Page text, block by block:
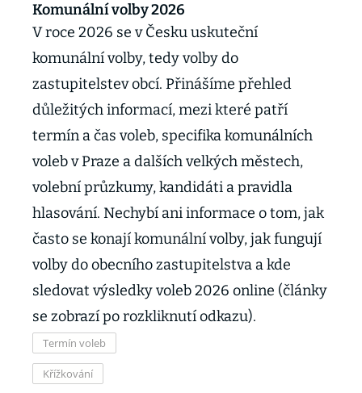
Komunální volby 2026
V roce 2026 se v Česku uskuteční
komunální volby, tedy volby do
zastupitelstev obcí. Přinášíme přehled
důležitých informací, mezi které patří
termín a čas voleb, specifika komunálních
voleb v Praze a dalších velkých městech,
volební průzkumy, kandidáti a pravidla
hlasování. Nechybí ani informace o tom, jak
často se konají komunální volby, jak fungují
volby do obecního zastupitelstva a kde
sledovat výsledky voleb 2026 online (články
se zobrazí po rozkliknutí odkazu).
Termín voleb
Křížkování